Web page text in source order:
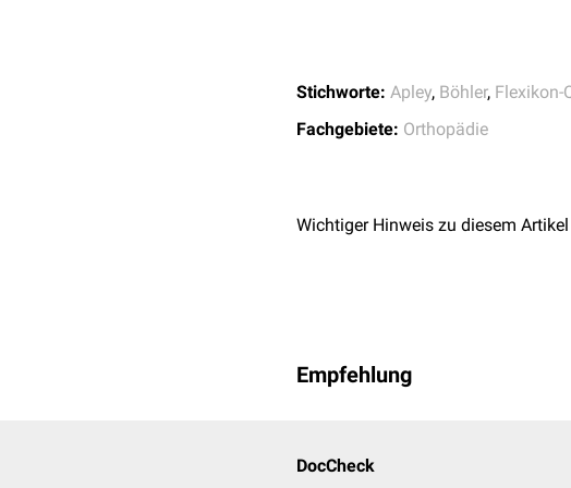
Schäden des Innenmeniskus
Gegensätzliches gilt für die
Stichworte: Apley, Böhler, Flexikon-
Fachgebiete: Orthopädie
Wichtiger Hinweis zu diesem Artikel
Empfehlung
DocCheck